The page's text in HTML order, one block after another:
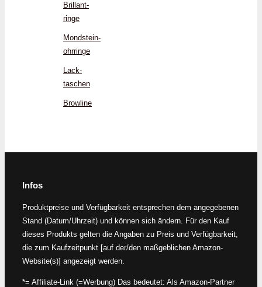
Brillant­
ringe
Mondstein­
ohrringe
Lack­
taschen
Browline
Infos
Produktpreise und Verfügbarkeit entsprechen dem angegebenen
Stand (Datum/Uhrzeit) und können sich ändern. Für den Kauf
dieses Produkts gelten die Angaben zu Preis und Verfügbarkeit,
die zum Kaufzeitpunkt [auf der/den maßgeblichen Amazon-
Website(s)] angezeigt werden.
*= Affiliate-Link (=Werbung) Das bedeutet: Als Amazon-Partner